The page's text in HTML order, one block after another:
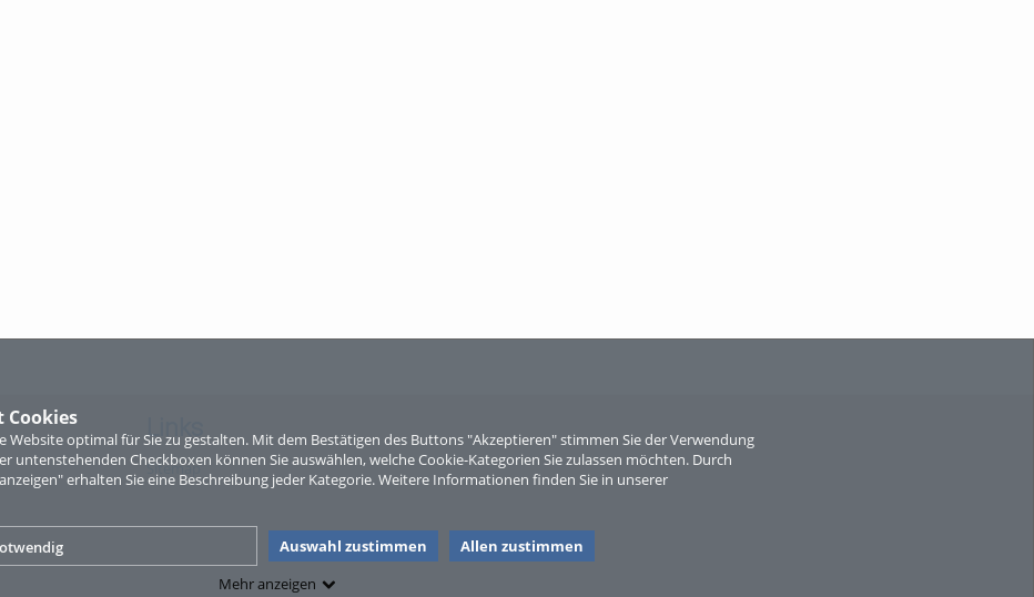
Cookies
Website optimal für Sie zu gestalten. Mit dem Bestätigen des Buttons "Akzeptieren" stimmen Sie der Verwendung
untenstehenden Checkboxen können Sie auswählen, welche Cookie-Kategorien Sie zulassen möchten. Durch
erhalten Sie eine Beschreibung jeder Kategorie. Weitere Informationen finden Sie in unserer
Auswahl zustimmen
Allen zustimmen
Mehr anzeigen
Sperber
Links
Sitemap